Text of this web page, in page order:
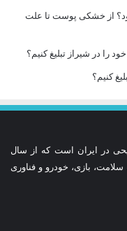
از خشکی پوست تا علت
را در شیراز تبلیغ کنیم؟
کنیم؟
در ایران است که از سال
سلامت، بازی، خودرو و فناوری